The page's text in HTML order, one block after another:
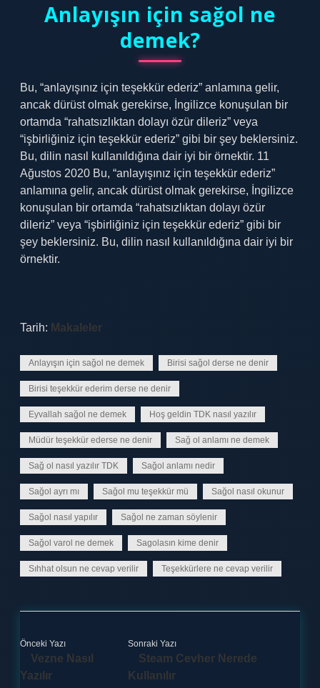
Anlayışın için sağol ne
demek?
Bu, “anlayışınız için teşekkür ederiz” anlamına gelir,
ancak dürüst olmak gerekirse, İngilizce konuşulan bir
ortamda “rahatsızlıktan dolayı özür dileriz” veya
“işbirliğiniz için teşekkür ederiz” gibi bir şey beklersiniz.
Bu, dilin nasıl kullanıldığına dair iyi bir örnektir. 11
Ağustos 2020 Bu, “anlayışınız için teşekkür ederiz”
anlamına gelir, ancak dürüst olmak gerekirse, İngilizce
konuşulan bir ortamda “rahatsızlıktan dolayı özür
dileriz” veya “işbirliğiniz için teşekkür ederiz” gibi bir
şey beklersiniz. Bu, dilin nasıl kullanıldığına dair iyi bir
örnektir.
Tarih: Makaleler
Anlayışın için sağol ne demek Birisi sağol derse ne denir
Birisi teşekkür ederim derse ne denir
Eyvallah sağol ne demek Hoş geldin TDK nasıl yazılır
Müdür teşekkür ederse ne denir Sağ ol anlamı ne demek
Sağ ol nasıl yazılır TDK Sağol anlamı nedir
Sağol ayrı mı Sağol mu teşekkür mü Sağol nasıl okunur
Sağol nasıl yapılır Sağol ne zaman söylenir
Sağol varol ne demek Sagolasın kime denir
Sıhhat olsun ne cevap verilir Teşekkürlere ne cevap verilir
Önceki Yazı
Vezne Nasıl
Yazılır
Sonraki Yazı
Steam Cevher Nerede
Kullanılır